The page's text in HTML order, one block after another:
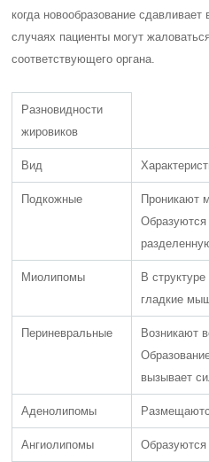
когда новообразование сдавливает
случаях пациенты могут
соответствующего органа.
Разновидности
жировиков
Вид
Подкожные
Проникают
Миолипомы
В
гладкие
Периневральные
Возникают
вызывает
Аденолипомы
Ангиолипомы Образуются